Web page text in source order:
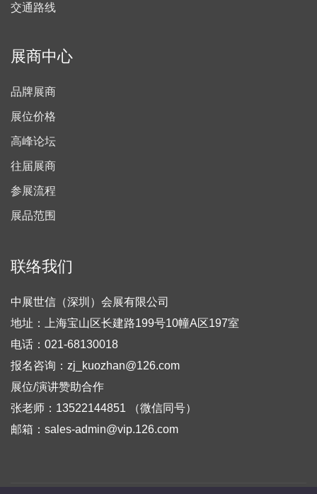
交通路线
展商中心
品牌展商
展位价格
高峰论坛
往届展商
参展流程
展品范围
联络我们
中展世信（深圳）会展有限公司
地址：上海宝山区长建路199号10幢A区197室
电话：021-68130018
报名咨询：zj_kuozhan@126.com
展位/演讲赞助合作
张老师：13522144851 （微信同号）
邮箱：sales-admin@vip.126.com